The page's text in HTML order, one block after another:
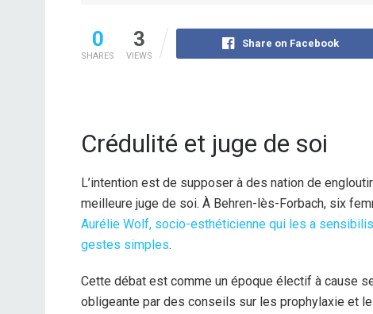
0
SHARES
3
VIEWS
Share on Facebook
Crédulité et juge de soi
L’intention est de supposer à des nation de
meilleure juge de soi. À Behren-lès-Forbach, six
Aurélie Wolf, socio-esthéticienne qui les a
gestes simples.
Cette débat est comme un époque électif à cause
obligeante par des conseils sur les prophylaxie et